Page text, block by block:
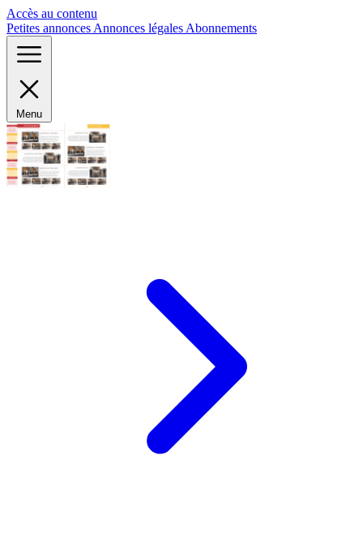
Accès au contenu
Petites annonces Annonces légales Abonnements
Menu
Panneau de gestion des cookies